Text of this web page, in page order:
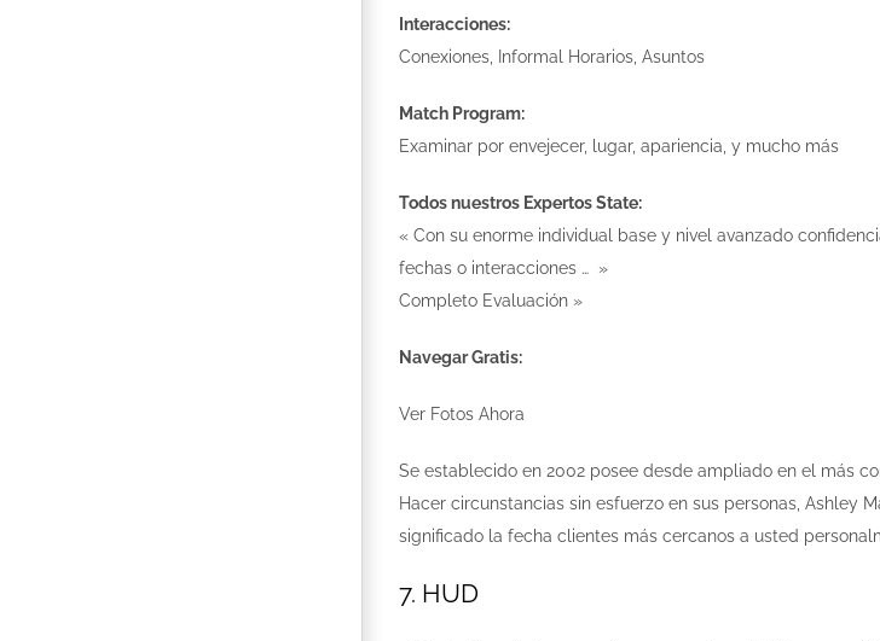
Interacciones:
Conexiones, Informal Horarios, Asuntos
Match Program:
Examinar por envejecer, lugar, apariencia, y mucho más
Todos nuestros Expertos State:
« Con su enorme individual base y nivel avanzado
fechas o interacciones … »
Completo Evaluación »
Navegar Gratis:
Ver Fotos Ahora
Se establecido en 2002 posee desde ampliado en el más
Hacer circunstancias sin esfuerzo en sus personas, Ashley
significado la fecha clientes más cercanos a usted
7. HUD